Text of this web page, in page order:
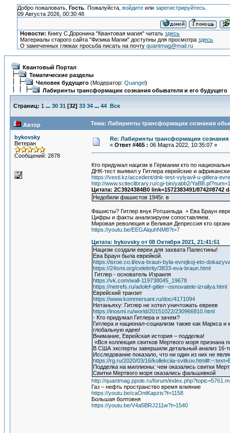
Добро пожаловать, Гость. Пожалуйста, войдитеили зарегистрируйтесь.
09 Августа 2026, 00:30:48
Новости: Книгу С.Доронина "Квантовая магия" читатьздесь
Материалы старого сайта "Физика Магии" доступны для просмотраздесь
О замеченных глюках просьба писать на почтуquantmag@mail.ru
Квантовый Портал
Тематические разделы
Человек будущего (Модератор: Quangel)
Лабиринты трансформации сознания обывателя и его будущего
Страниц: 1 ... 30 31 [32] 33 34 ... 44 Все
Автор Тема: Лабиринты трансформации сознания
bykovsky
Ветеран
Сообщений: 2878
Re: Лабиринты трансформации сознания
« Ответ #465 : 06 Марта 2022, 10:35:07 »
Кто придумал нацизм в Германии кто по
ДНК-тест выявил у Гитлера еврейские и
https://vesti.kz/accedent/dnk-test-vyiyavil-u-gitlera-
http://www.sciteclibrary.ru/cgi-bin/yabb2/
Цитата: 2C3924384B0 link=1572383491/8742#8742
Недобили фашистов 1945г. в
Фашисты? Гитлер внук Ротшильда + Ева Браун
Цифры и факты анализируем сопоставляем.
Мировая революция и Великая Депрессия кто
https://youtu.be/EEGAiquhNM8?t=7
Цитата: bykovsky от 08 Октября 2021, 21:41:51
Нацизм создали евреи для захвата Палестины!
Ева Браун была еврейкой.
https://isroe.co.il/eva-braun-byla-evrejkoj-eto-
https://24smi.org/celebrity/3833-eva-braun.html
Гитлер - основатель Израиля
https://vk.com/wall-119738045_19678
https://netrefs.ru/adolef-gitler--osnovatele-izrailya.html
Еврейский транзит
https://www.kommersant.ru/doc/4171094
Нетаньяху: Гитлер не хотел уничтожать евреев
https://inosmi.ru/world/20151022/230966810.html
- Кто придумал Гитлера и зачем?
Гитлера и национал-социализм также как Маркса
глобальную идею!
Внимание, Еврейская история – подделка!
«Вся коллекция свитков Мертвого моря признана
В США эксперты завершили детальный анализ 16-
Исследование показало, что ни один из них не
https://rg.ru/2020/03/16/kollekciia-
Подделка на миллионы: чем оказались свитки
Свитки Мертвого моря оказались фальшивкой
http://quantmag.ppole.ru/forum/
Газ – нефть пространство время влияние
https://youtu.be/caOntKapzis?t=1158
Большая болтовня
https://youtu.be/V4a5BRJ211w?t=1540